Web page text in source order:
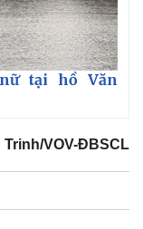
tại hồ Văn
Trinh/VOV-ĐBSCL